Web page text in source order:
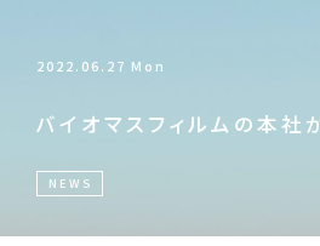
2022.06.27 Mon
バイオマスフィルムの本社
NEWS